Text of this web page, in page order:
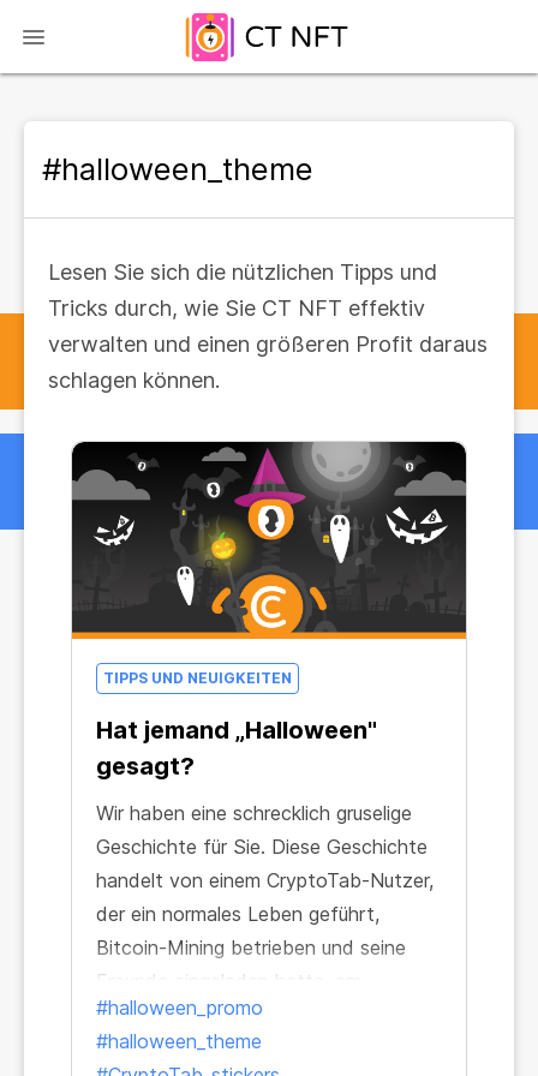
#halloween_theme
Lesen Sie sich die nützlichen Tipps und
Tricks durch, wie Sie CT NFT effektiv
verwalten und einen größeren Profit daraus
schlagen können.
TIPPS UND NEUIGKEITEN
Hat jemand „Halloween"
gesagt?
Wir haben eine schrecklich gruselige
Geschichte für Sie. Diese Geschichte
handelt von einem CryptoTab-Nutzer,
der ein normales Leben geführt,
Bitcoin-Mining betrieben und seine
Freunde eingeladen hatte, am
Netzwerk teilzunehmen...aber er hatte
seine Telegram-Nachricht nicht
#halloween_promo
#halloween_theme